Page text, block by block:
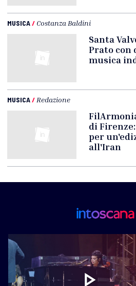
MUSICA/ Costanza Baldini
Santa
Prato
musica
MUSICA/Redazione
di
per
all'Iran